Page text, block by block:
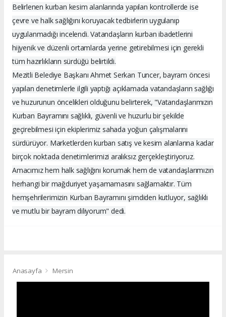
Belirlenen kurban kesim alanlarında yapılan kontrollerde ise
çevre ve halk sağlığını koruyacak tedbirlerin uygulanıp
uygulanmadığı incelendi. Vatandaşların kurban ibadetlerini
hijyenik ve düzenli ortamlarda yerine getirebilmesi için gerekli
tüm hazırlıkların sürdüğü belirtildi.
Mezitli Belediye Başkanı Ahmet Serkan Tuncer, bayram öncesi
yapılan denetimlerle ilgili yaptığı açıklamada vatandaşların sağlığı
ve huzurunun öncelikleri olduğunu belirterek, "Vatandaşlarımızın
Kurban Bayramını sağlıklı, güvenli ve huzurlu bir şekilde
geçirebilmesi için ekiplerimiz sahada yoğun çalışmalarını
sürdürüyor. Marketlerden kurban satış ve kesim alanlarına kadar
birçok noktada denetimlerimizi aralıksız gerçekleştiriyoruz.
Amacımız hem halk sağlığını korumak hem de vatandaşlarımızın
herhangi bir mağduriyet yaşamamasını sağlamaktır. Tüm
hemşehrilerimizin Kurban Bayramını şimdiden kutluyor, sağlıklı
ve mutlu bir bayram diliyorum" dedi.
Anasayfa Mersin